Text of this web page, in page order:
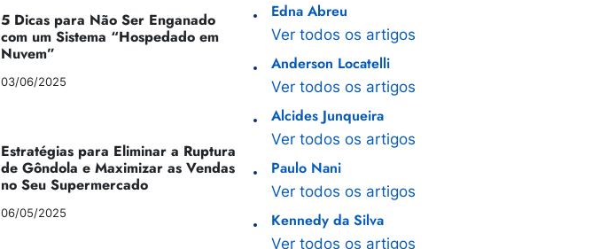
5 Dicas para Não Ser Enganado
com um Sistema “Hospedado em
Nuvem”
03/06/2025
Estratégias para Eliminar a Ruptura
de Gôndola e Maximizar as Vendas
no Seu Supermercado
06/05/2025
Edna Abreu
Ver todos os artigos
Anderson Locatelli
Ver todos os artigos
Alcides Junqueira
Ver todos os artigos
Paulo Nani
Ver todos os artigos
Kennedy da Silva
Ver todos os artigos